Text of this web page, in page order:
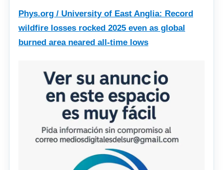
Phys.org / University of East Anglia: Record
wildfire losses rocked 2025 even as global
burned area neared all-time lows